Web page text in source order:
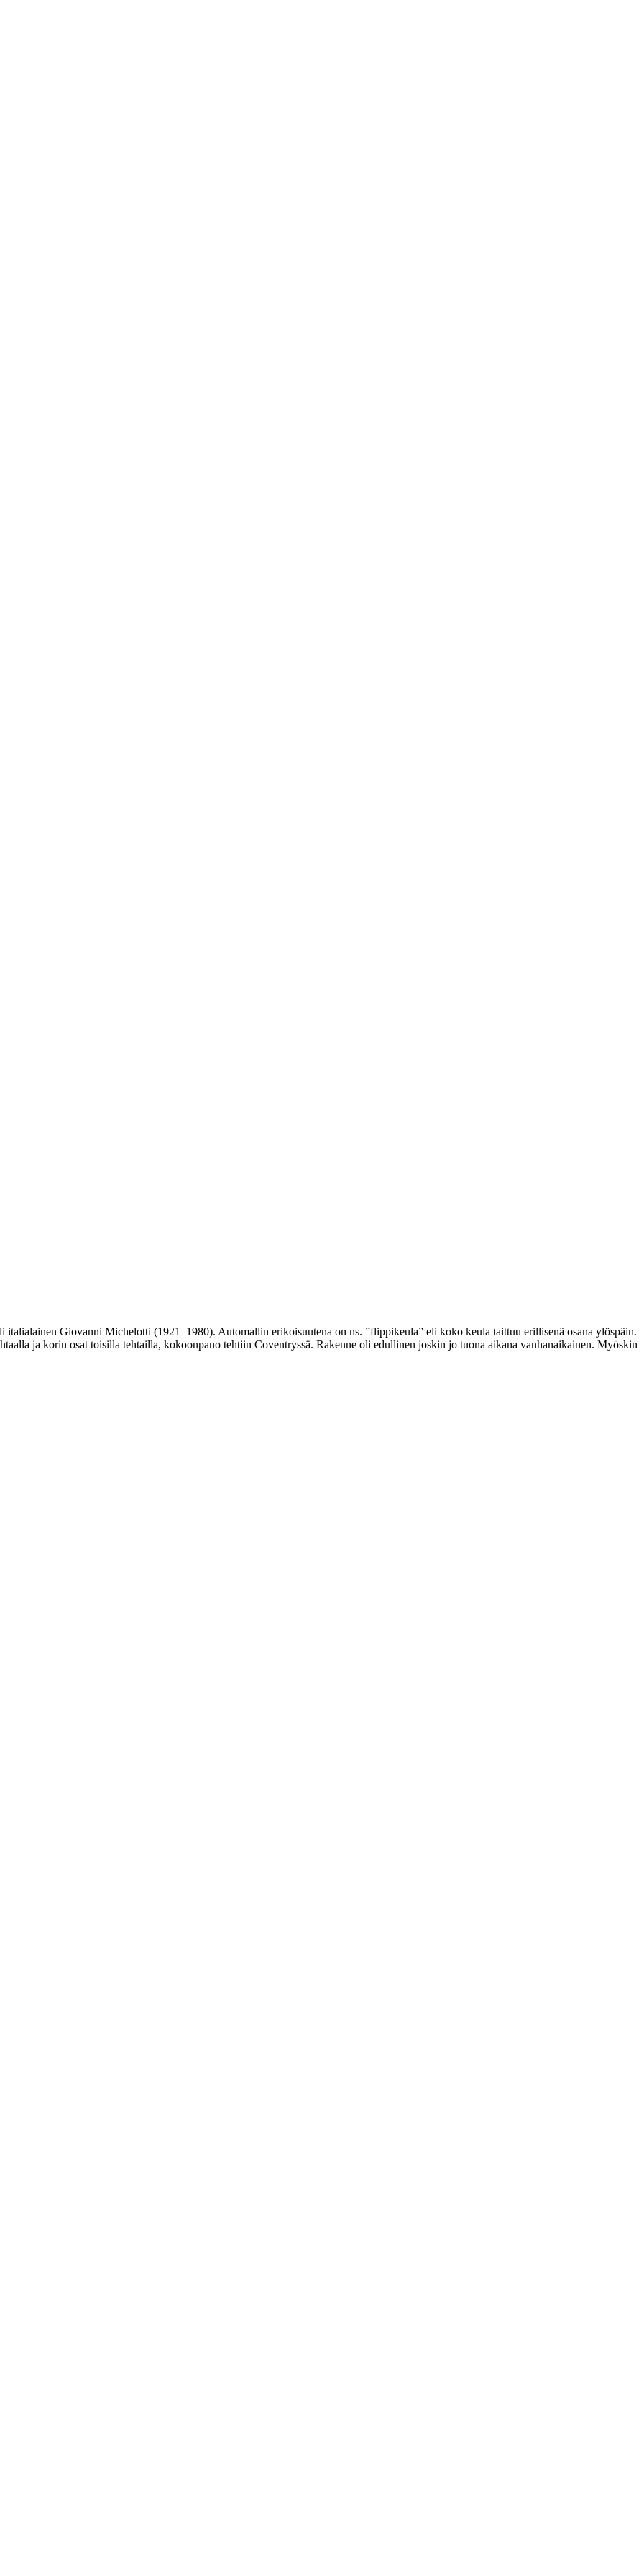
Giovanni Michelotti (1921–1980). Automallin erikoisuutena on ns. ”flippikeula” eli koko keula taittuu erillisenä osana ylöspäin.
ja korin osat toisilla tehtailla, kokoonpano tehtiin Coventryssä. Rakenne oli edullinen joskin jo tuona aikana vanhanaikainen. Myöskin